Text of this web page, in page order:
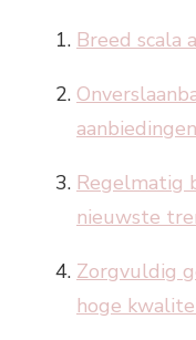
Breed scala
aanbiedingen
Regelmatig
nieuwste
Zorgvuldig
hoge